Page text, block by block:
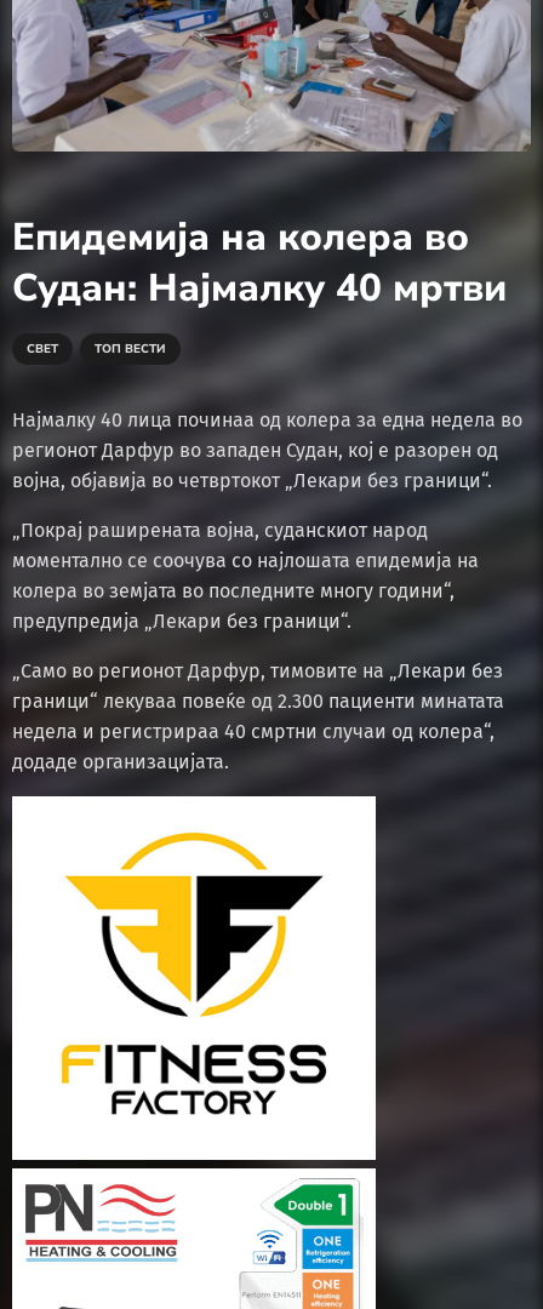
Епидемија на колера во
Судан: Најмалку 40 мртви
СВЕТ ТОП ВЕСТИ
Најмалку 40 лица починаа од колера за една недела во
регионот Дарфур во западен Судан, кој е разорен од
војна, објавија во четвртокот „Лекари без граници“.
„Покрај раширената војна, суданскиот народ
моментално се соочува со најлошата епидемија на
колера во земјата во последните многу години“,
предупредија „Лекари без граници“.
„Само во регионот Дарфур, тимовите на „Лекари без
граници“ лекуваа повеќе од 2.300 пациенти минатата
недела и регистрираа 40 смртни случаи од колера“,
додаде организацијата.